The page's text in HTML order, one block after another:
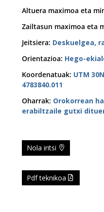
Altuera maximoa eta
Zailtasun maximoa eta
Jeitsiera: Deskuelgea,
Orientazioa: Hego-
Koordenatuak: UTM
4783840.011
Oharrak: Orokorrean
erabiltzaile gutxi
Nola iritsi
Pdf teknikoa